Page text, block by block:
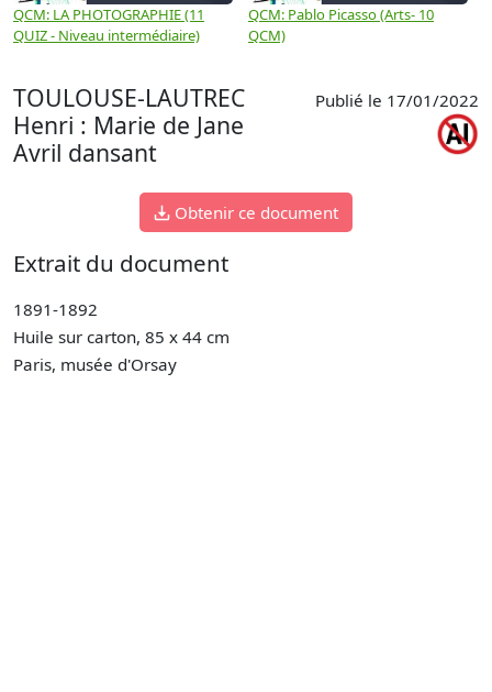
QCM: LA PHOTOGRAPHIE (11
QUIZ - Niveau intermédiaire)
QCM: Pablo Picasso (Arts- 10
QCM)
TOULOUSE-LAUTREC
Henri : Marie de Jane
Avril dansant
Publié le 17/01/2022
Obtenir ce document
Extrait du document
1891-1892
Huile sur carton, 85 x 44 cm
Paris, musée d'Orsay